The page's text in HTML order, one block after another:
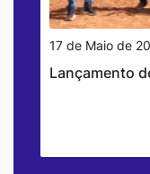
17 de Maio de
Lançamento